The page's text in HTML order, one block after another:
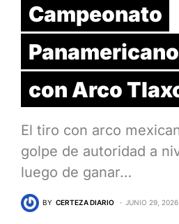
Campeonato
con Arco
El tiro con arco
golpe de autoridad a
luego de ganar…
BY CERTEZA DIARIO JUNIO 29, 2026